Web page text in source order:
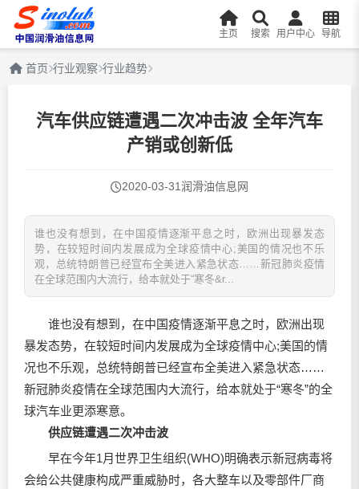
主页 搜索 用户中心 导航
首页 行业观察 行业趋势
汽车供应链遭遇二次冲击波 全年汽车
产销或创新低
2020-03-31润滑油信息网
谁也没有想到，在中国疫情逐渐平息之时，欧洲出现暴发态
势，在较短时间内发展成为全球疫情中心;美国的情况也不乐
观，总统特朗普已经宣布全美进入紧急状态……新冠肺炎疫情
在全球范围内大流行，给本就处于“寒冬&r...
谁也没有想到，在中国疫情逐渐平息之时，欧洲出现
暴发态势，在较短时间内发展成为全球疫情中心;美国的情
况也不乐观，总统特朗普已经宣布全美进入紧急状态……
新冠肺炎疫情在全球范围内大流行，给本就处于“寒冬”的全
球汽车业更添寒意。
供应链遭遇二次冲击波
早在今年1月世界卫生组织(WHO)明确表示新冠病毒将
会给公共健康构成严重威胁时，各大整车以及零部件厂商